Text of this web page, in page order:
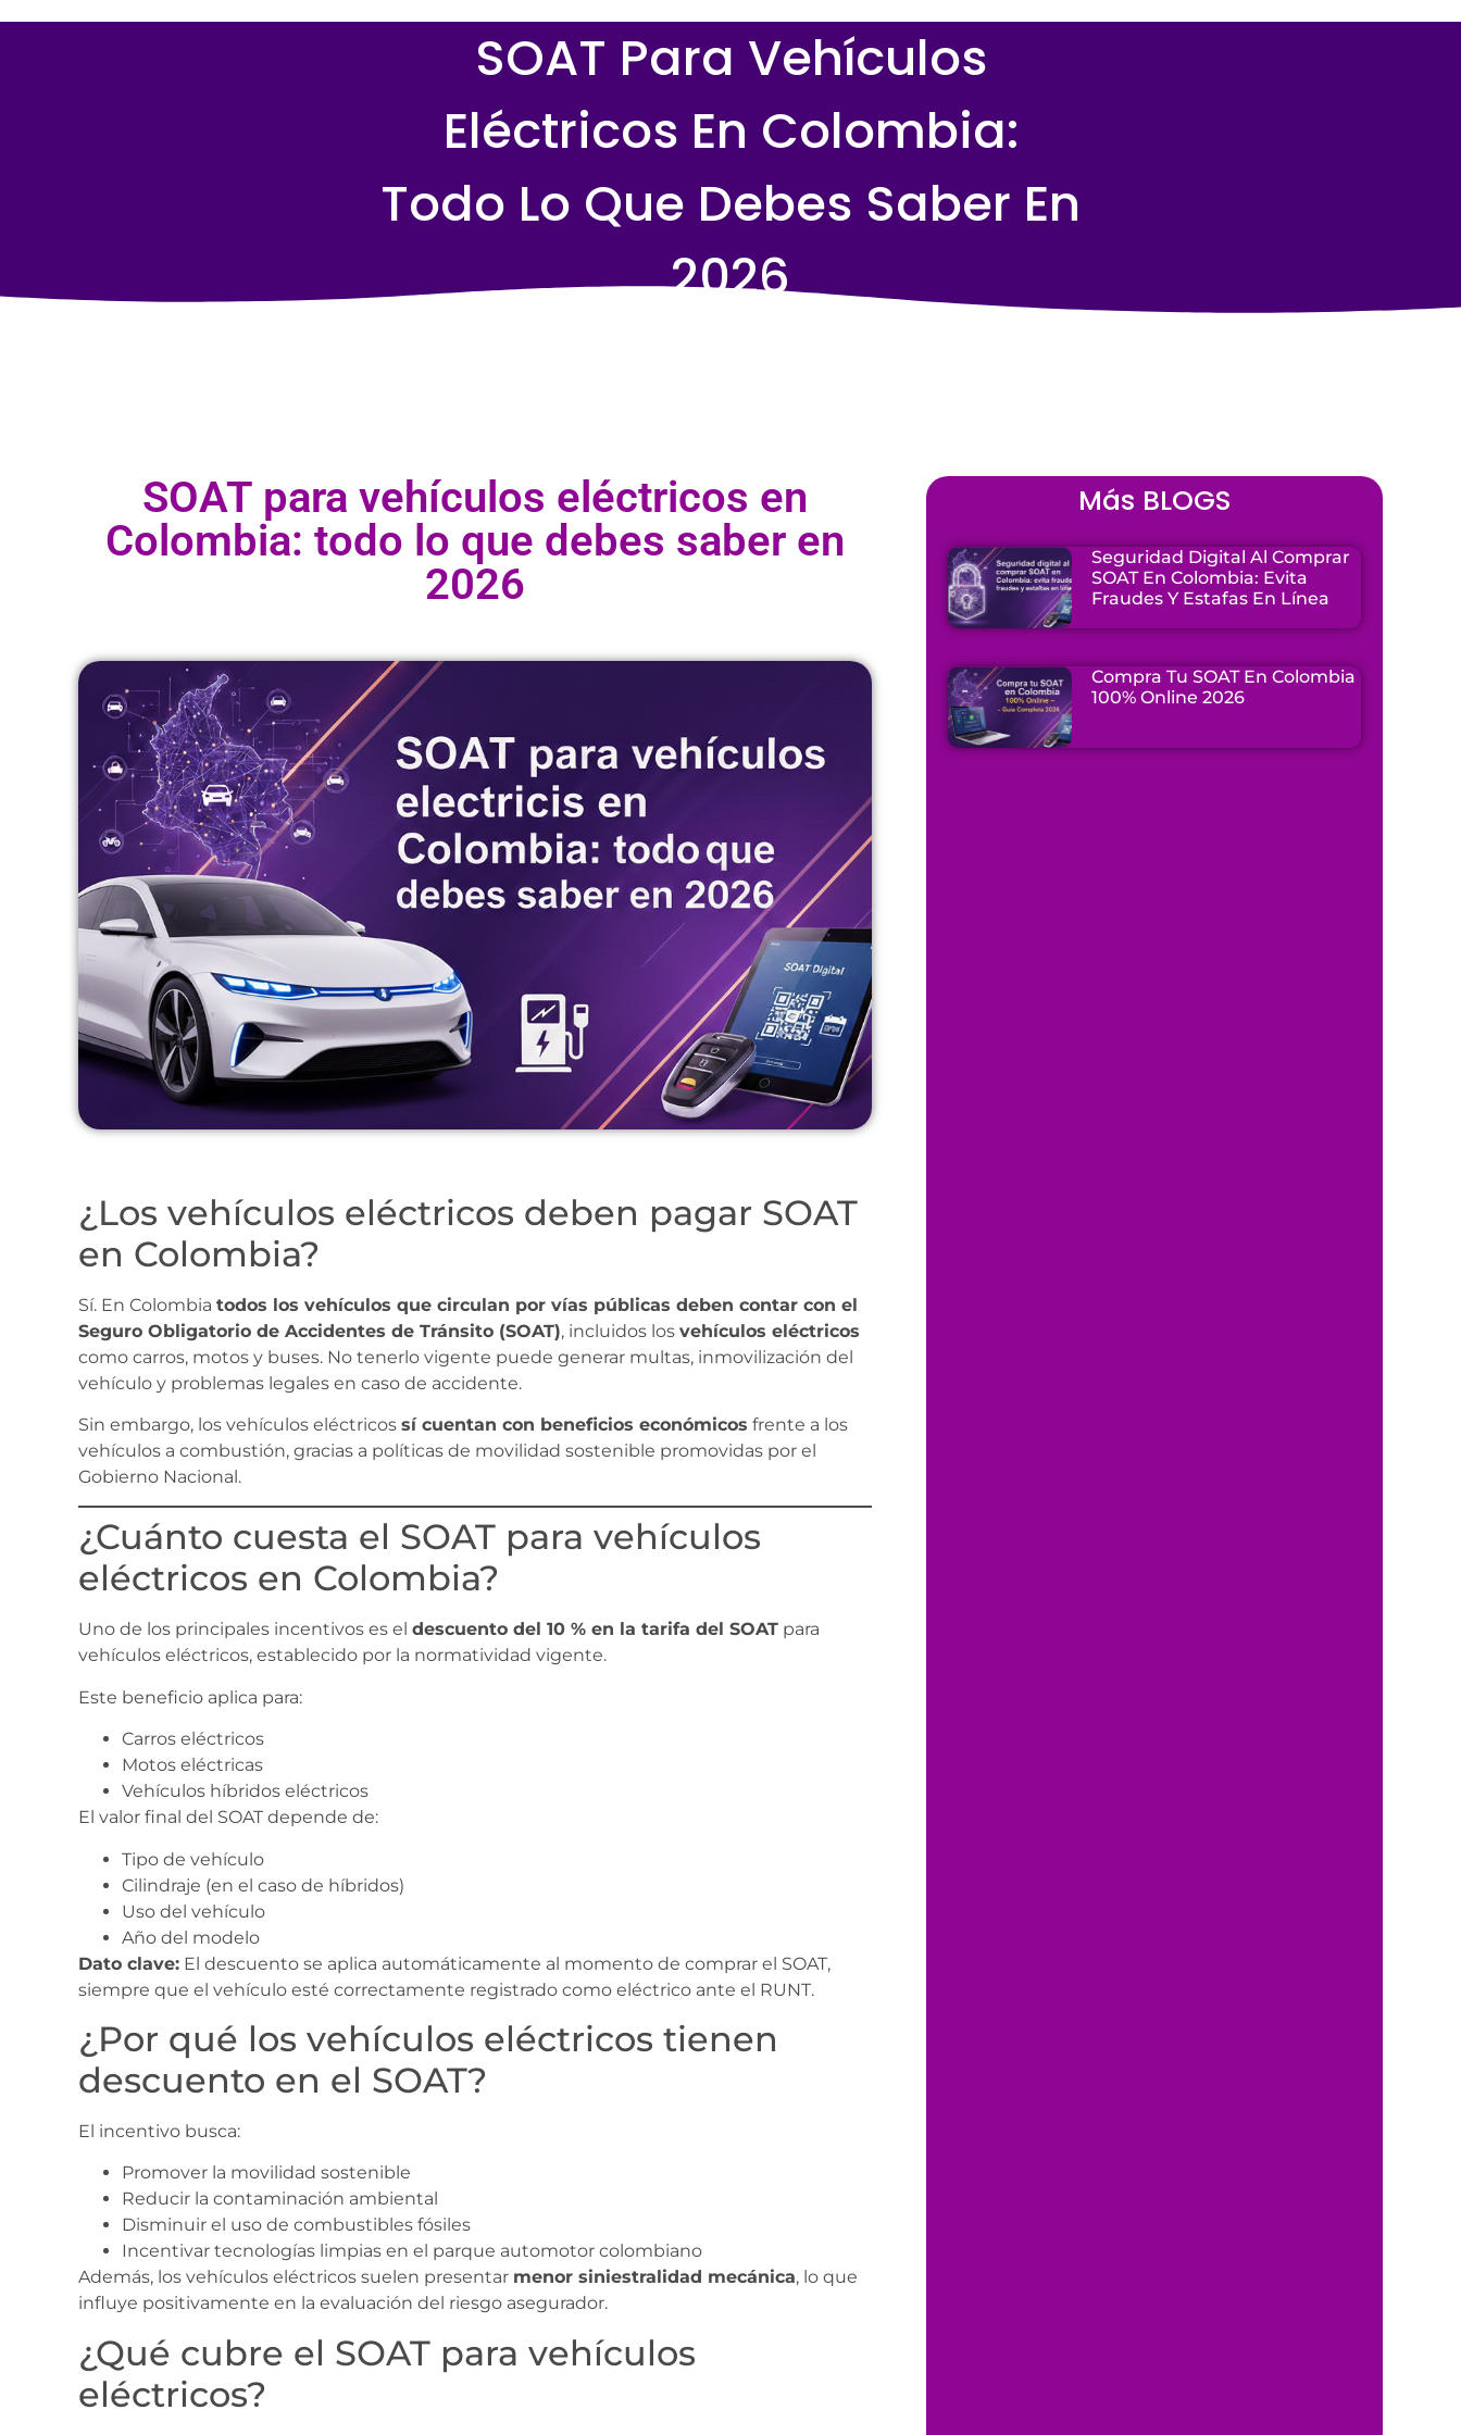
SOAT Para Vehículos
Eléctricos En Colombia:
Todo Lo Que Debes Saber En
2026
SOAT para vehículos eléctricos en
Colombia: todo lo que debes saber en
2026
¿Los vehículos eléctricos deben pagar SOAT
en Colombia?
Sí. En Colombia todos los vehículos que circulan por vías públicas deben contar con el
Seguro Obligatorio de Accidentes de Tránsito (SOAT), incluidos los vehículos eléctricos
como carros, motos y buses. No tenerlo vigente puede generar multas, inmovilización del
vehículo y problemas legales en caso de accidente.
Sin embargo, los vehículos eléctricos sí cuentan con beneficios económicos frente a los
vehículos a combustión, gracias a políticas de movilidad sostenible promovidas por el
Gobierno Nacional.
¿Cuánto cuesta el SOAT para vehículos
eléctricos en Colombia?
Uno de los principales incentivos es el descuento del 10 % en la tarifa del SOAT para
vehículos eléctricos, establecido por la normatividad vigente.
Este beneficio aplica para:
Carros eléctricos
Motos eléctricas
Vehículos híbridos eléctricos
El valor final del SOAT depende de:
Tipo de vehículo
Cilindraje (en el caso de híbridos)
Uso del vehículo
Año del modelo
Dato clave: El descuento se aplica automáticamente al momento de comprar el SOAT,
siempre que el vehículo esté correctamente registrado como eléctrico ante el RUNT.
¿Por qué los vehículos eléctricos tienen
descuento en el SOAT?
El incentivo busca:
Promover la movilidad sostenible
Reducir la contaminación ambiental
Disminuir el uso de combustibles fósiles
Incentivar tecnologías limpias en el parque automotor colombiano
Además, los vehículos eléctricos suelen presentar menor siniestralidad mecánica, lo que
influye positivamente en la evaluación del riesgo asegurador.
¿Qué cubre el SOAT para vehículos
eléctricos?
Más BLOGS
Seguridad Digital Al Comprar
SOAT En Colombia: Evita
Fraudes Y Estafas En Línea
Compra Tu SOAT En Colombia
100% Online 2026